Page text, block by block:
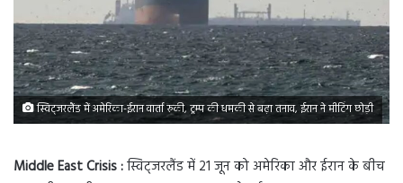
स्विट्जरलैंड में अमेरिका-ईरान वार्ता रुकी, ट्रम्प की धमकी से बढ़ा तनाव, ईरान ने मीटिंग छोड़ी
Middle East Crisis :स्विट्जरलैंड में 21 जून को अमेरिका और ईरान के बीच